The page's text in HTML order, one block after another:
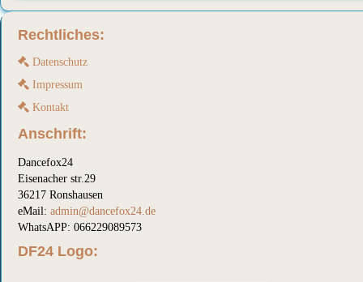
Rechtliches:
Datenschutz
Impressum
Kontakt
Anschrift:
Dancefox24
Eisenacher str.29
36217 Ronshausen
eMail: admin@dancefox24.de
WhatsAPP: 066229089573
DF24 Logo: